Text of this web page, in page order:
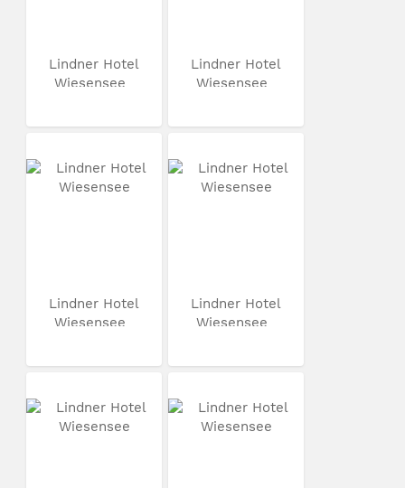
Lindner Hotel
Wiesensee
Lindner Hotel
Wiesensee
Lindner Hotel
Wiesensee
Lindner Hotel
Wiesensee